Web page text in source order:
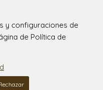
y configuraciones de
de Política de